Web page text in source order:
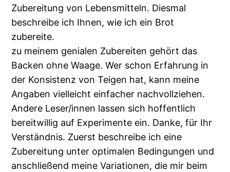
Zubereitung von Lebensmitteln. Diesmal
beschreibe ich Ihnen, wie ich ein Brot
zubereite.
zu meinem genialen Zubereiten gehört das
Backen ohne Waage. Wer schon Erfahrung in
der Konsistenz von Teigen hat, kann meine
Angaben vielleicht einfacher nachvollziehen.
Andere Leser/innen lassen sich hoffentlich
bereitwillig auf Experimente ein. Danke, für Ihr
Verständnis. Zuerst beschreibe ich eine
Zubereitung unter optimalen Bedingungen und
anschließend meine Variationen, die mir beim